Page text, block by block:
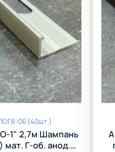
06 (40шт.)
мат. Г-об. анод.
АП 8мм